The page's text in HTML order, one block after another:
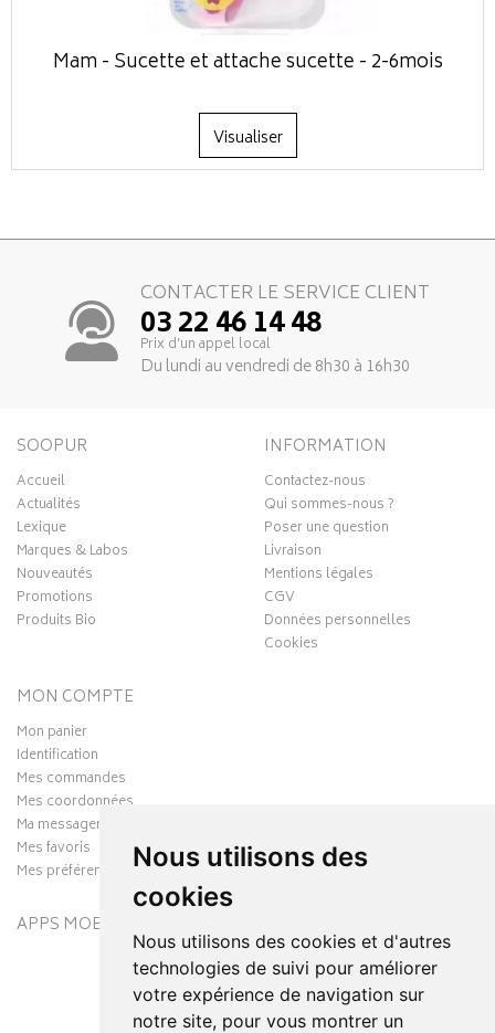
Nous utilisons des
cookies
Nous utilisons des cookies et d'autres
technologies de suivi pour améliorer
votre expérience de navigation sur
notre site, pour vous montrer un
Mam - Sucette et attache sucette - 2-6mois
Visualiser
CONTACTER LE SERVICE CLIENT
03 22 46 14 48
Prix d’un appel local
Du lundi au vendredi de 8h30 à 16h30
SOOPUR
Accueil
Actualités
Lexique
Marques & Labos
Nouveautés
Promotions
Produits Bio
INFORMATION
Contactez-nous
Qui sommes-nous ?
Poser une question
Livraison
Mentions légales
CGV
Données personnelles
Cookies
MON COMPTE
Mon panier
Identification
Mes commandes
Mes coordonnées
Ma messagerie
Mes favoris
Mes préférences Cookies
APPS MOBILES